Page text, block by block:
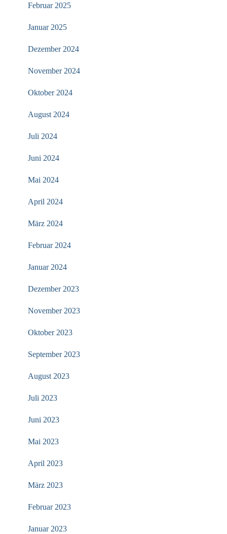
Februar 2025
Januar 2025
Dezember 2024
November 2024
Oktober 2024
August 2024
Juli 2024
Juni 2024
Mai 2024
April 2024
März 2024
Februar 2024
Januar 2024
Dezember 2023
November 2023
Oktober 2023
September 2023
August 2023
Juli 2023
Juni 2023
Mai 2023
April 2023
März 2023
Februar 2023
Januar 2023